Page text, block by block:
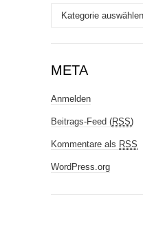
Stichworte
META
Anmelden
Beitrags-Feed (RSS)
Kommentare als RSS
WordPress.org